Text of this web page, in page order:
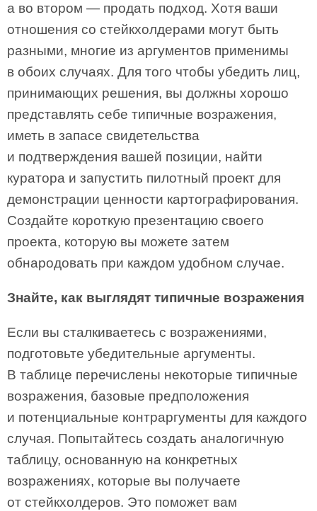
а во втором — продать подход. Хотя ваши
отношения со стейкхолдерами могут быть
разными, многие из аргументов применимы
в обоих случаях. Для того чтобы убедить лиц,
принимающих решения, вы должны хорошо
представлять себе типичные возражения,
иметь в запасе свидетельства
и подтверждения вашей позиции, найти
куратора и запустить пилотный проект для
демонстрации ценности картографирования.
Создайте короткую презентацию своего
проекта, которую вы можете затем
обнародовать при каждом удобном случае.
Знайте, как выглядят типичные возражения
Если вы сталкиваетесь с возражениями,
подготовьте убедительные аргументы.
В таблице перечислены некоторые типичные
возражения, базовые предположения
и потенциальные контраргументы для каждого
случая. Попытайтесь создать аналогичную
таблицу, основанную на конкретных
возражениях, которые вы получаете
от стейкхолдеров. Это поможет вам